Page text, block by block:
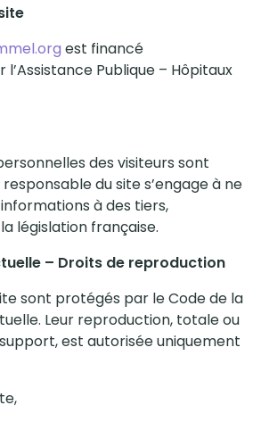
est financé
Publique – Hôpitaux
des visiteurs sont
du site s’engage à ne
à des tiers,
législation française.
– Droits de reproduction
sont protégés par le Code de la
Leur reproduction, totale ou
est autorisée uniquement